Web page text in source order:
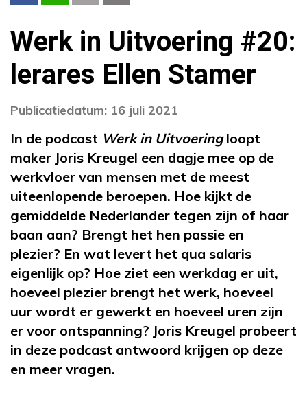
Werk in Uitvoering #20:
lerares Ellen Stamer
Publicatiedatum: 16 juli 2021
In de podcast Werk in Uitvoeringloopt
maker Joris Kreugel een dagje mee op de
werkvloer van mensen met de meest
uiteenlopende beroepen. Hoe kijkt de
gemiddelde Nederlander tegen zijn of haar
baan aan? Brengt het hen passie en
plezier? En wat levert het qua salaris
eigenlijk op? Hoe ziet een werkdag er uit,
hoeveel plezier brengt het werk, hoeveel
uur wordt er gewerkt en hoeveel uren zijn
er voor ontspanning? Joris Kreugel probeert
in deze podcast antwoord krijgen op deze
en meer vragen.